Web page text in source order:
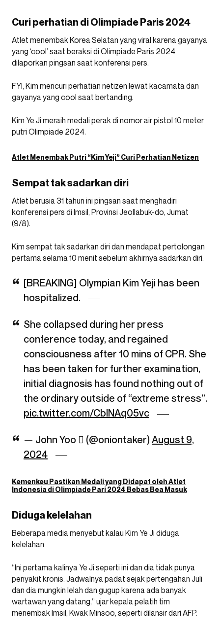
Curi perhatian di Olimpiade Paris 2024
Atlet menembak Korea Selatan yang viral karena gayanya
yang ‘cool’ saat beraksi di Olimpiade Paris 2024
dilaporkan pingsan saat konferensi pers.
FYI, Kim mencuri perhatian netizen lewat kacamata dan
gayanya yang cool saat bertanding.
Kim Ye Ji meraih medali perak di nomor air pistol 10 meter
putri Olimpiade 2024.
Atlet Menembak Putri “Kim Yeji” Curi Perhatian Netizen
Sempat tak sadarkan diri
Atlet berusia 31 tahun ini pingsan saat menghadiri
konferensi pers di Imsil, Provinsi Jeollabuk-do, Jumat
(9/8).
Kim sempat tak sadarkan diri dan mendapat pertolongan
pertama selama 10 menit sebelum akhirnya sadarkan diri.
[BREAKING] Olympian Kim Yeji has been
hospitalized.
She collapsed during her press
conference today, and regained
consciousness after 10 mins of CPR. She
has been taken for further examination,
initial diagnosis has found nothing out of
the ordinary outside of “extreme stress”.
pic.twitter.com/CbINAq05vc
— John Yoo  (@oniontaker) August 9,
2024
Kemenkeu Pastikan Medali yang Didapat oleh Atlet
Indonesia di Olimpiade Pari 2024 Bebas Bea Masuk
Diduga kelelahan
Beberapa media menyebut kalau Kim Ye Ji diduga
kelelahan
“Ini pertama kalinya Ye Ji seperti ini dan dia tidak punya
penyakit kronis. Jadwalnya padat sejak pertengahan Juli
dan dia mungkin lelah dan gugup karena ada banyak
wartawan yang datang,” ujar kepala pelatih tim
menembak Imsil, Kwak Minsoo, seperti dilansir dari AFP.